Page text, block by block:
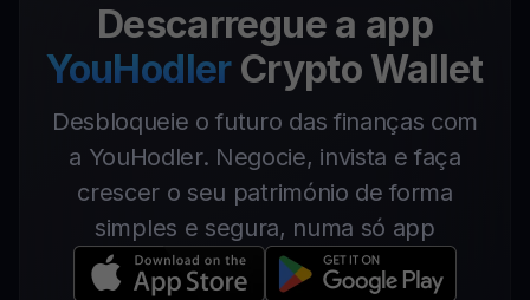
Descarregue a app
YouHodler Crypto Wallet
Desbloqueie o futuro das finanças com
a YouHodler. Negocie, invista e faça
crescer o seu património de forma
simples e segura, numa só app